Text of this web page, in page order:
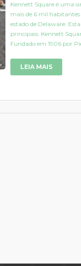
Kennett Square é uma
mais de 6 mil
estado de Delaware.
principais. Kennett
Fundado em 1906 por
LEIA MAIS